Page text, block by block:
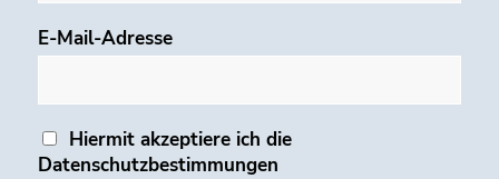
E-Mail-Adresse
Hiermit akzeptiere ich die
Datenschutzbestimmungen